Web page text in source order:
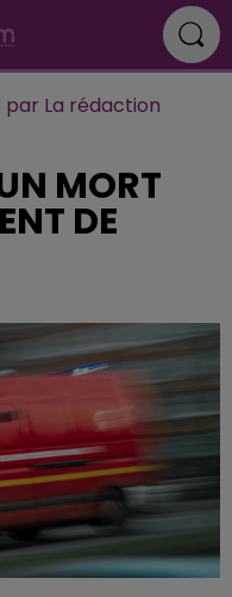
par La rédaction
MORT
DE